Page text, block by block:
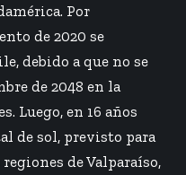
Por
de 2020 se
debido a que no se
de 2048 en la
Luego, en 16 años
de sol, previsto para
de Valparaíso,